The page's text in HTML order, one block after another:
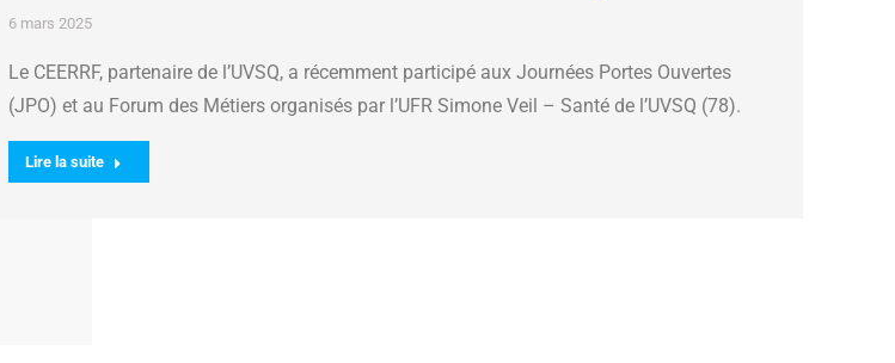
6 mars 2025
Le CEERRF, partenaire de l’UVSQ, a récemment participé aux Journées Portes Ouvertes
(JPO) et au Forum des Métiers organisés par l’UFR Simone Veil – Santé de l’UVSQ (78).
Lire la suite